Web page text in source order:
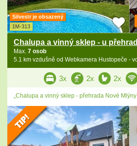
Silvestr je obsazený
1M-313
Chalupa a vinný sklep - u
Max. 7 osob
5.1 km vzdušně od Webkamera Hustopeče -
3x 2x 2x
„Chalupa a vinný sklep - přehrada Nové